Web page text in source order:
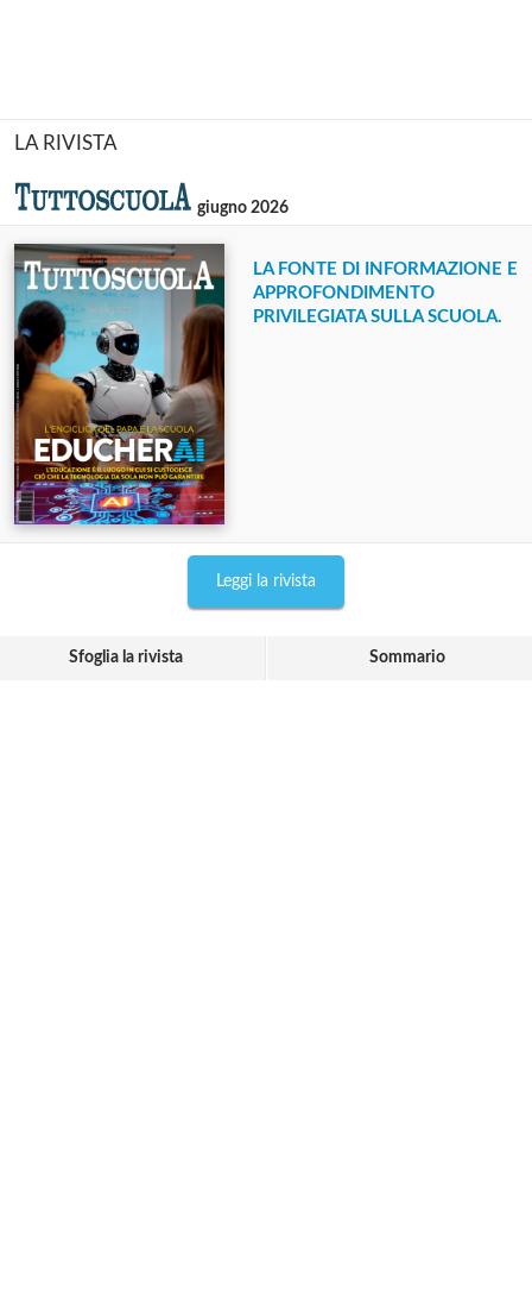
LA RIVISTA
giugno 2026
LA FONTE DI INFORMAZIONE E
APPROFONDIMENTO
PRIVILEGIATA SULLA SCUOLA.
Leggi la rivista
Sfoglia la rivista Sommario